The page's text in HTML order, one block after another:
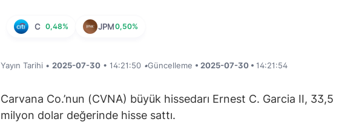
C 0,48% JPM0,50%
Yayın Tarihi • 2025-07-30 • 14:21:50 •Güncelleme • 2025-07-30 • 14:21:54
Carvana Co.’nun (CVNA) büyük hissedarı Ernest C. Garcia II, 33,5
milyon dolar değerinde hisse sattı.